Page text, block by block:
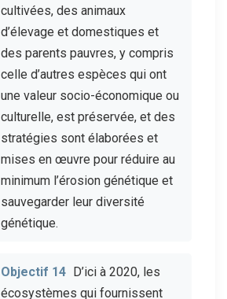
cultivées, des animaux
d’élevage et domestiques et
des parents pauvres, y compris
celle d’autres espèces qui ont
une valeur socio-économique ou
culturelle, est préservée, et des
stratégies sont élaborées et
mises en œuvre pour réduire au
minimum l’érosion génétique et
sauvegarder leur diversité
génétique.
Objectif 14 D’ici à 2020, les
écosystèmes qui fournissent